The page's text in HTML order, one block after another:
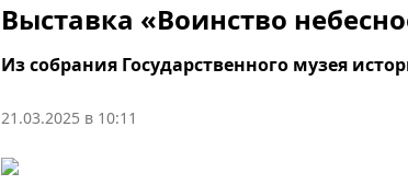
Выставка «Воинство
Из собрания Государственного музея
21.03.2025 в 10:11